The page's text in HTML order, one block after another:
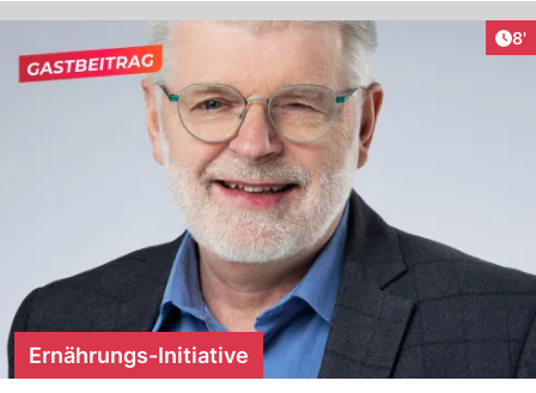
8'
Ernährungs-Initiative